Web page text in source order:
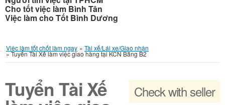
Cho tốt việc làm Bình Tân
Việc làm cho Tốt Bình Dương
Việc làm tốt chốt làm ngay » Tài xế/Lái xe/Giao nhận
»Tuyển Tài Xế làm việc giao hàng tại KCN Bằng B2
Check with seller
Tuyển Tài Xế